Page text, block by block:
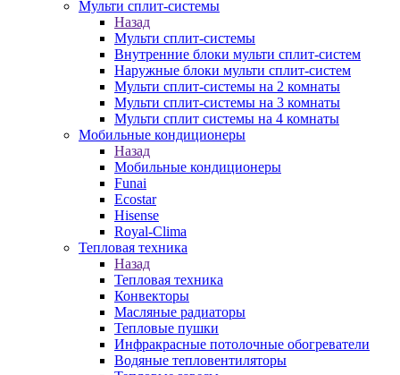
Мульти сплит-системы
Назад
Мульти сплит-системы
Внутренние блоки мульти сплит-систем
Наружные блоки мульти сплит-систем
Мульти сплит-системы на 2 комнаты
Мульти сплит-системы на 3 комнаты
Мульти сплит системы на 4 комнаты
Мобильные кондиционеры
Назад
Мобильные кондиционеры
Funai
Ecostar
Hisense
Royal-Clima
Тепловая техника
Назад
Тепловая техника
Конвекторы
Масляные радиаторы
Тепловые пушки
Инфракрасные потолочные обогреватели
Водяные тепловентиляторы